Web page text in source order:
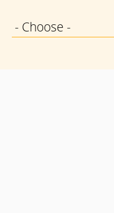
- Choose -